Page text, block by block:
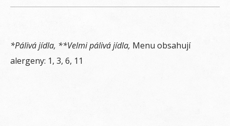
*Pálivá jídla, **Velmi pálivá jídla, Menu obsahují
alergeny: 1, 3, 6, 11